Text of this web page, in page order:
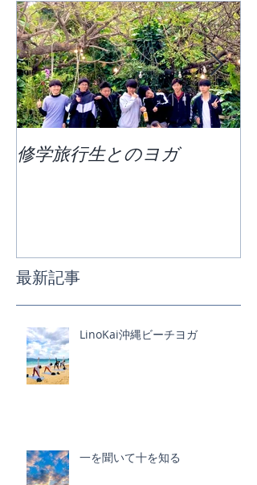
修学旅行生とのヨガ
最新記事
LinoKai沖縄ビーチヨガ
一を聞いて十を知る